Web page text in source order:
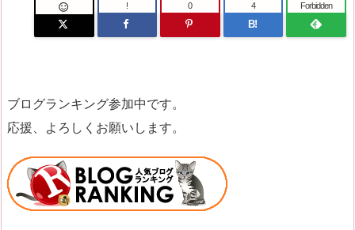
 ! 0
B!
4 Forbidden
ブログランキング参加中です。
応援、よろしくお願いします。